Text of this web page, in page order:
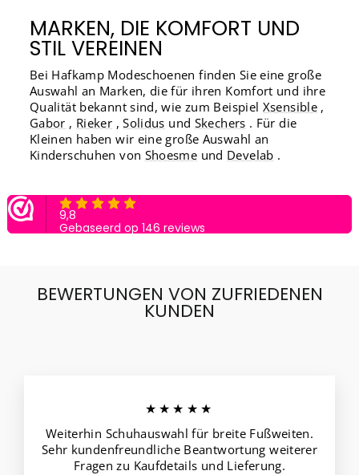
MARKEN, DIE KOMFORT UND
STIL VEREINEN
Bei Hafkamp Modeschoenen finden Sie eine große
Auswahl an Marken, die für ihren Komfort und ihre
Qualität bekannt sind, wie zum Beispiel Xsensible ,
Gabor , Rieker ,Solidus und Skechers . Für die
Kleinen haben wir eine große Auswahl an
Kinderschuhen von Shoesme und Develab .
BEWERTUNGEN VON ZUFRIEDENEN
KUNDEN
★★★★★
Weiterhin Schuhauswahl für breite Fußweiten.
Sehr kundenfreundliche Beantwortung weiterer
Fragen zu Kaufdetails und Lieferung.